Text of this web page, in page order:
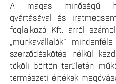
A magas minőségű
gyártásával és
foglalkozó Kft. arról
„munkavállalók”
szerződéskötés nélkül
tököli börtön területén
természeti értékek